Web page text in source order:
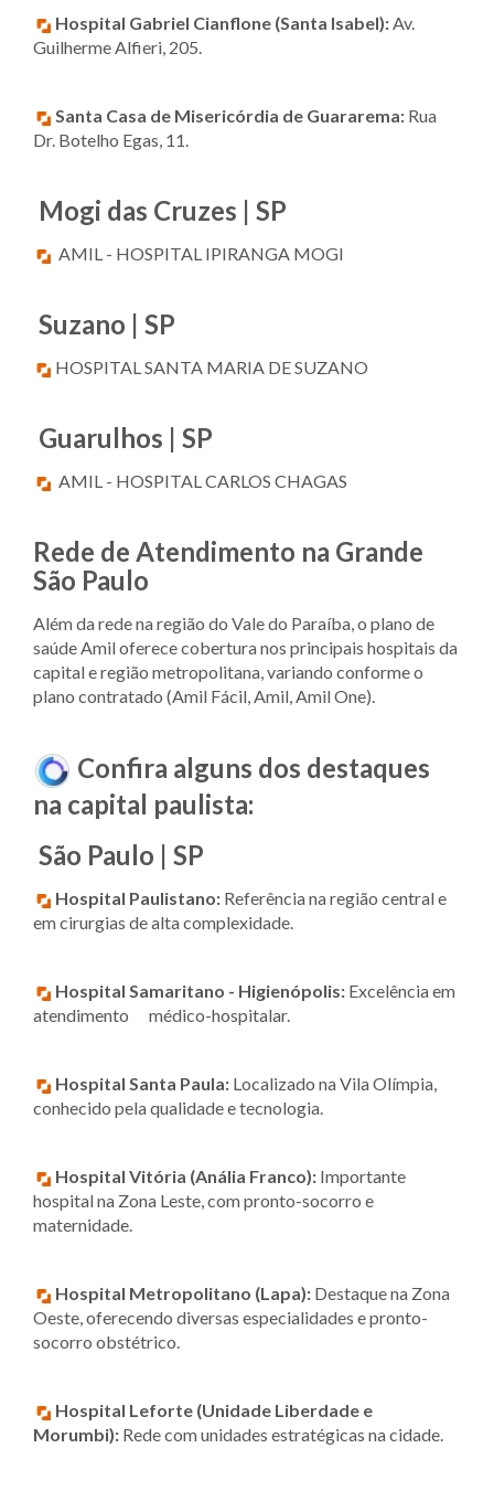
Hospital Gabriel Cianflone (Santa Isabel):Av.
Guilherme Alfieri, 205.
Santa Casa de Misericórdia de Guararema: Rua
Dr. Botelho Egas, 11.
Mogi das Cruzes | SP
AMIL - HOSPITAL IPIRANGA MOGI
Suzano | SP
HOSPITAL SANTA MARIA DE SUZANO
Guarulhos | SP
AMIL - HOSPITAL CARLOS CHAGAS
Rede de Atendimento na Grande
São Paulo
Além da rede na região do Vale do Paraíba, o plano de
saúde Amil oferece cobertura nos principais hospitais da
capital e região metropolitana, variando conforme o
plano contratado (Amil Fácil, Amil, Amil One).
Confira alguns dos destaques
na capital paulista:
São Paulo | SP
Hospital Paulistano: Referência na região central e
em cirurgias de alta complexidade.
Hospital Samaritano - Higienópolis: Excelência em
atendimento médico-hospitalar.
Hospital Santa Paula: Localizado na Vila Olímpia,
conhecido pela qualidade e tecnologia.
Hospital Vitória (Anália Franco): Importante
hospital na Zona Leste, com pronto-socorro e
maternidade.
Hospital Metropolitano (Lapa): Destaque na Zona
Oeste, oferecendo diversas especialidades e pronto-
socorro obstétrico.
Hospital Leforte (Unidade Liberdade e
Morumbi): Rede com unidades estratégicas na cidade.